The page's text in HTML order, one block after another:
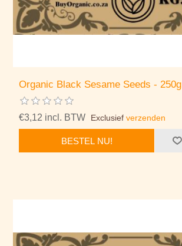
Organic Black Sesame Seeds - 250g
€3,12 incl. BTW Exclusiefverzenden
BESTEL NU!